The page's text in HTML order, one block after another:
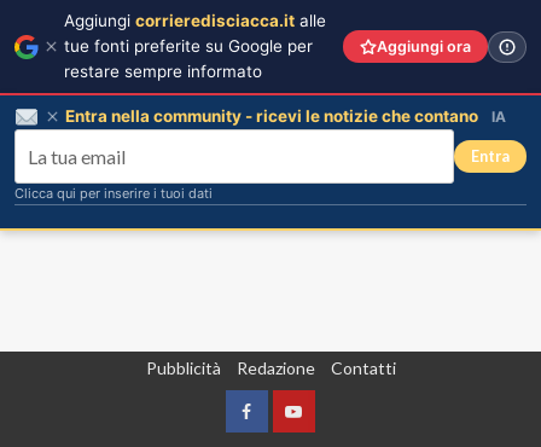
Pubblicità Redazione Contatti
FacebookYountube
Aggiungi corrieredisciacca.it alle
tue fonti preferite su Google per
restare sempre informato
Aggiungi ora
Entra nella community - ricevi le notizie che contano IA
Entra
Clicca qui per inserire i tuoi dati